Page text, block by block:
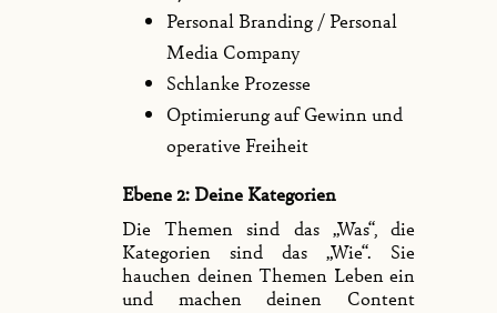
Personal Branding / Personal
Media Company
Schlanke Prozesse
Optimierung auf Gewinn und
operative Freiheit
Ebene 2: Deine Kategorien
Die Themen sind das „Was“, die
Kategorien sind das „Wie“. Sie
hauchen deinen Themen Leben ein
und machen deinen Content